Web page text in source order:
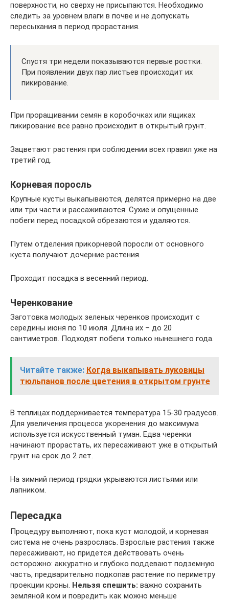
поверхности, но сверху не присыпаются. Необходимо
следить за уровнем влаги в почве и не допускать
пересыхания в период прорастания.
Спустя три недели показываются первые ростки.
При появлении двух пар листьев происходит их
пикирование.
При проращивании семян в коробочках или ящиках
пикирование все равно происходит в открытый грунт.
Зацветают растения при соблюдении всех правил уже на
третий год.
Корневая поросль
Крупные кусты выкапываются, делятся примерно на две
или три части и рассаживаются. Сухие и опущенные
побеги перед посадкой обрезаются и удаляются.
Путем отделения прикорневой поросли от основного
куста получают дочерние растения.
Проходит посадка в весенний период.
Черенкование
Заготовка молодых зеленых черенков происходит с
середины июня по 10 июля. Длина их – до 20
сантиметров. Подходят побеги только нынешнего года.
Читайте также: Когда выкапывать луковицы
тюльпанов после цветения в открытом грунте
В теплицах поддерживается температура 15-30 градусов.
Для увеличения процесса укоренения до максимума
используется искусственный туман. Едва черенки
начинают прорастать, их пересаживают уже в открытый
грунт на срок до 2 лет.
На зимний период грядки укрываются листьями или
лапником.
Пересадка
Процедуру выполняют, пока куст молодой, и корневая
система не очень разрослась. Взрослые растения также
пересаживают, но придется действовать очень
осторожно: аккуратно и глубоко поддевают подземную
часть, предварительно подкопав растение по периметру
проекции кроны. Нельзя спешить: важно сохранить
земляной ком и повредить как можно меньше